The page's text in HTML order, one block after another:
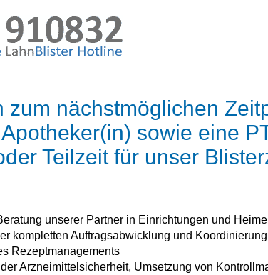
zum nächstmöglichen
sowie eine
Teilzeit für unser
unserer Partner in Einrichtungen und
kompletten Auftragsabwicklung und
Rezeptmanagements
Arzneimittelsicherheit, Umsetzung von